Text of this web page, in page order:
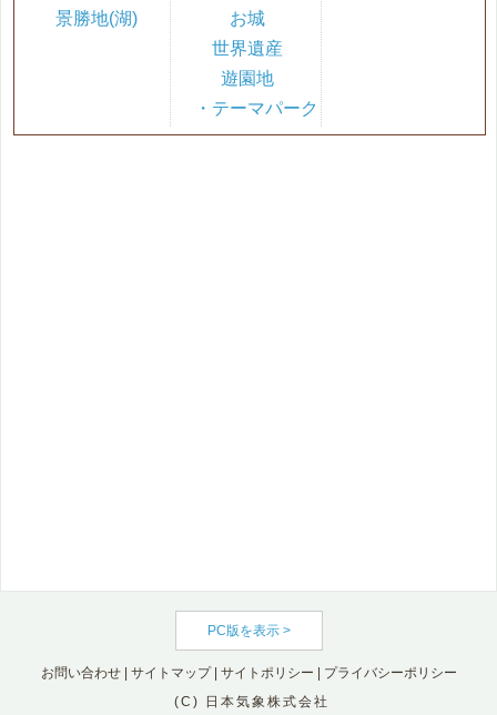
景勝地(湖)
お城
世界遺産
遊園地
・テーマパーク
PC版を表示 >
お問い合わせ| サイトマップ| サイトポリシー
プライバシーポリシー
(C) 日本気象株式会社